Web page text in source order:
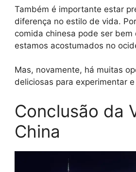
Também é importante estar
diferença no estilo de vida.
comida chinesa pode ser
estamos acostumados no
Mas, novamente, há muitas
deliciosas para experimentar
Conclusão da
China